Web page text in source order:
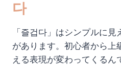
다
「즐겁다」はシンプルに
があります。初心者から上
える表現が変わってくるん